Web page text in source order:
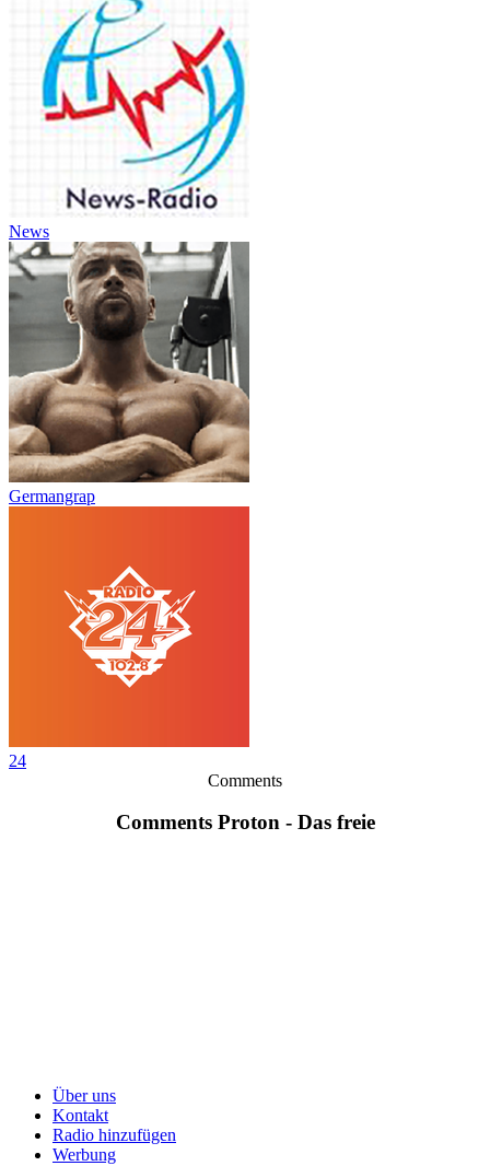
News
Germangrap
24
Comments
Comments Proton - Das freie
Über uns
Kontakt
Radio hinzufügen
Werbung